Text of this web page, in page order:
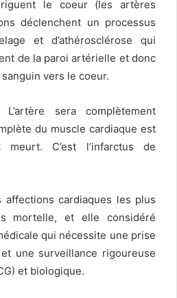
le coeur (les artères
déclenchent un processus
et d’athérosclérose qui
de la paroi artérielle et donc
vers le coeur.
sera complètement
du muscle cardiaque est
meurt. C’est l’infarctus de
affections cardiaques les plus
mortelle, et elle considéré
qui nécessite une prise
une surveillance rigoureuse
et biologique.